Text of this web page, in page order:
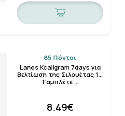
85 Πόντοι
Lanes Kcaligram 7days για
Βελτίωση της Σιλουέτας 14
Tαμπλέτε …
8.49€